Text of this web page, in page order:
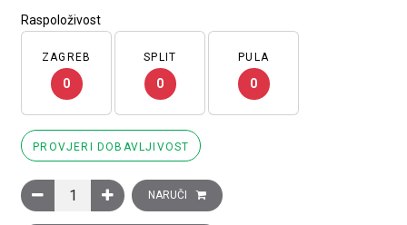
Raspoloživost
ZAGREB
0
SPLIT
0
PULA
0
PROVJERI DOBAVLJIVOST
Glava crnog istaknutog tipkala promjera 22, opružni povrat, O
NARUČI